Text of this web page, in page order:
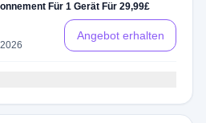
Für 1 Gerät Für 29,99£
Angebot erhalten